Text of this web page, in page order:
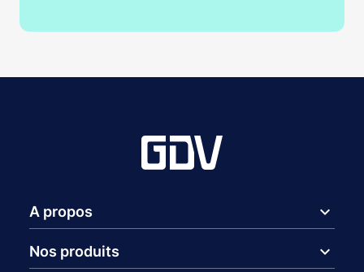
A propos expand_more
Nos produits expand_more